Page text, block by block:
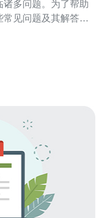
诸多问题。为了帮助
见问题及其解答：